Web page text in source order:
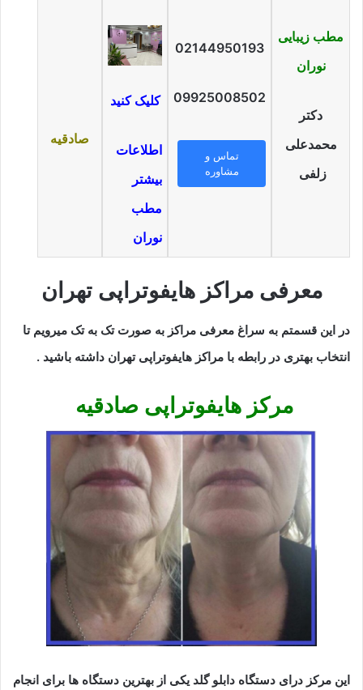
مطب زیبایی
نوران
دکتر
محمدعلی
زلفی
02144950193
09925008502
تماس و
مشاوره
کلیک کنید
اطلاعات
بیشتر
مطب
نوران
صادقیه
معرفی مراکز هایفوتراپی تهران
در این قسمتم به سراغ معرفی مراکز به صورت تک به تک میرویم تا
انتخاب بهتری در رابطه با مراکز هایفوتراپی تهران داشته باشید .
مرکز هایفوتراپی صادقیه
این مرکز درای دستگاه دابلو گلد یکی از بهترین دستگاه ها برای انجام